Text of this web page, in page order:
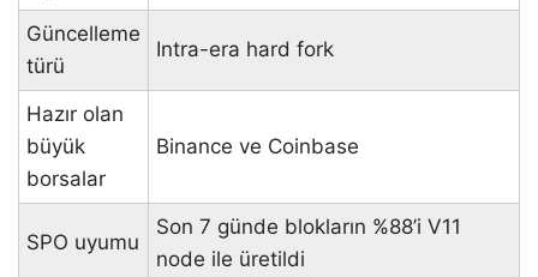
Güncelleme
türü
Intra-era hard fork
Hazır olan
büyük
borsalar
Binance ve Coinbase
SPO uyumu
Son 7 günde blokların %88’i V11
node ile üretildi